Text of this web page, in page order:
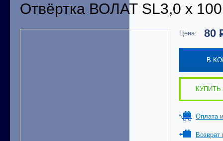
Отвёртка ВОЛАТ SL3,0 x
Цена: 80
В
КУПИТЬ
Оплата
Возврат